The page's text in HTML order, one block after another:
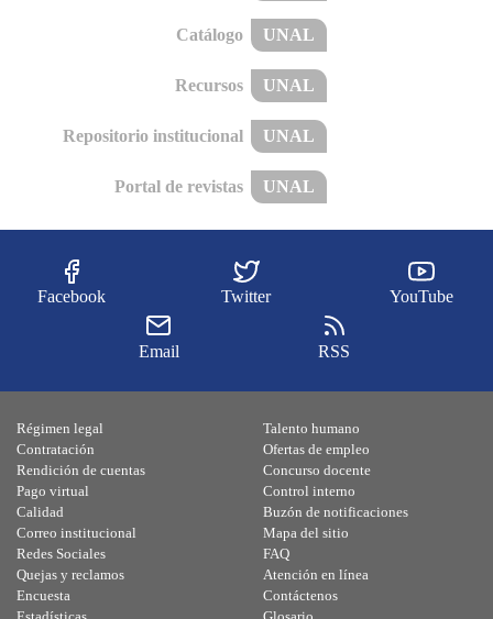
Catálogo UNAL
Recursos UNAL
Repositorio institucional UNAL
Portal de revistas UNAL
Facebook Twitter YouTube
Email RSS
Régimen legal
Contratación
Rendición de cuentas
Pago virtual
Calidad
Talento humano
Ofertas de empleo
Concurso docente
Control interno
Buzón de notificaciones
Correo institucional
Redes Sociales
Quejas y reclamos
Encuesta
Mapa del sitio
FAQ
Atención en línea
Contáctenos